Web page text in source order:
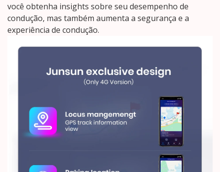
você obtenha insights sobre seu desempenho de
condução, mas também aumenta a segurança e a
experiência de condução.